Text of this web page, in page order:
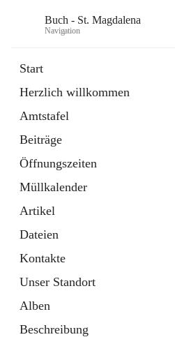
Buch - St. Magdalena
Navigation
Start
Herzlich willkommen
Amtstafel
Beiträge
Öffnungszeiten
Müllkalender
Artikel
Dateien
Kontakte
Unser Standort
Alben
Beschreibung
11 Schnellzugriffe
Bürgerservice
10 Schnellzugriffe